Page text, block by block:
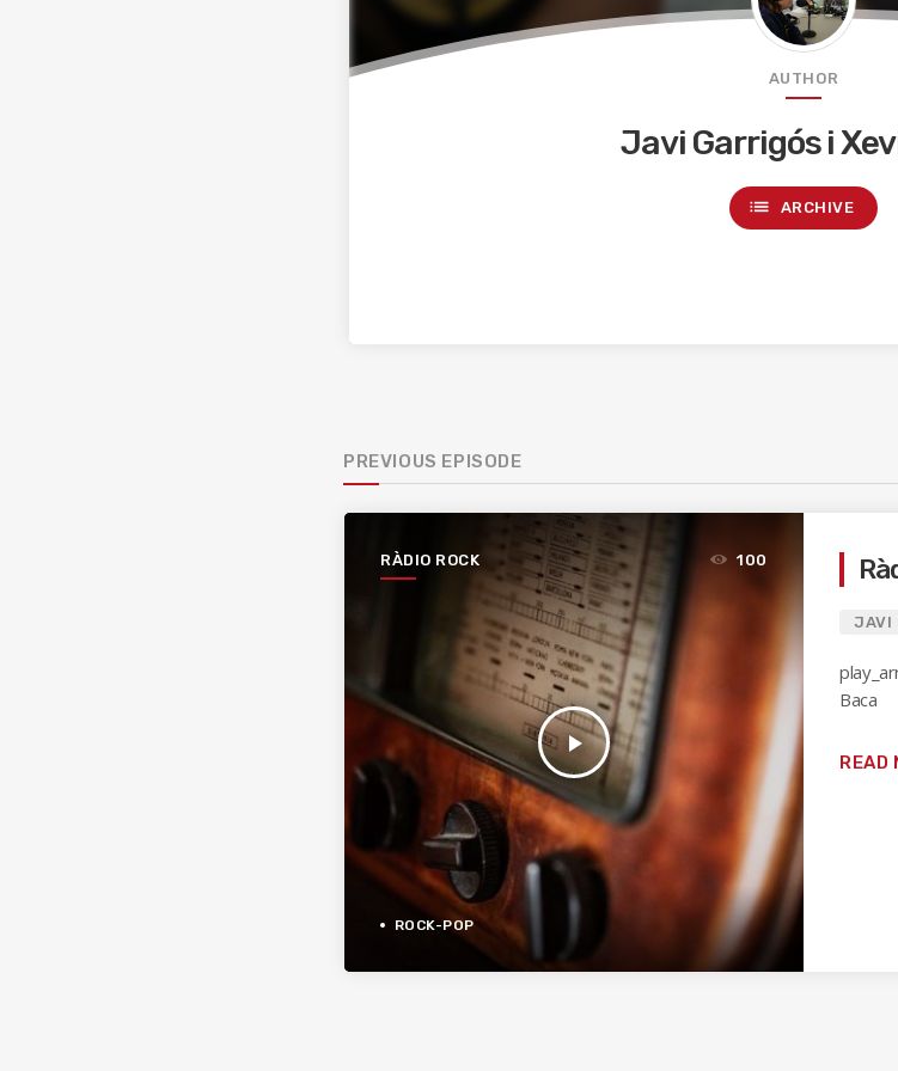
AUTHOR
Javi Garrigós i
list ARCHIVE
PREVIOUS EPISODE
RÀDIO ROCK
play_arrow
100
ROCK-POP
JAVI
Baca
READ